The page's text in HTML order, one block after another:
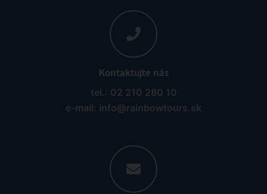
Kontaktujte nás
tel.: 02 210 280 10
e-mail: info@rainbowtours.sk